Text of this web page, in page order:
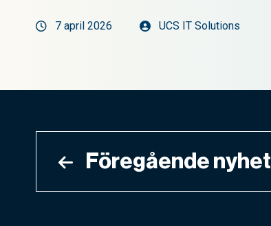
7 april 2026 UCS IT Solutions
Föregående nyhet